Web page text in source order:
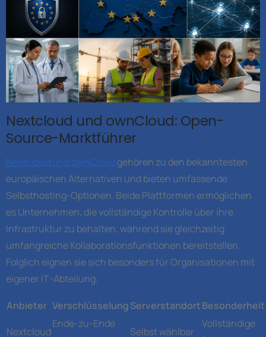
Nextcloud und ownCloud: Open-
Source-Marktführer
Nextcloud und ownCloud gehören zu den bekanntesten
europäischen Alternativen und bieten umfassende
Selbsthosting-Optionen. Beide Plattformen ermöglichen
es Unternehmen, die vollständige Kontrolle über ihre
Infrastruktur zu behalten, während sie gleichzeitig
umfangreiche Kollaborationsfunktionen bereitstellen.
Folglich eignen sie sich besonders für Organisationen mit
eigener IT-Abteilung.
Anbieter VerschlüsselungServerstandortBesonderheit
Nextcloud
Ende-zu-Ende
Selbst wählbar
Vollständige